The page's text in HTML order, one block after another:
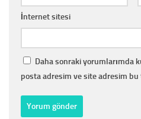
İnternet sitesi
Daha sonraki yorumlarımda
posta adresim ve site adresim bu